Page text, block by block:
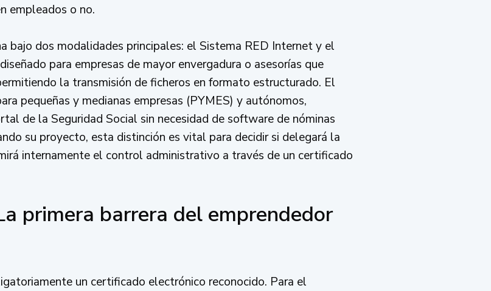
empleados o no.
bajo dos modalidades principales: el Sistema RED Internet y el
para empresas de mayor envergadura o asesorías que
la transmisión de ficheros en formato estructurado. El
pequeñas y medianas empresas (PYMES) y autónomos,
de la Seguridad Social sin necesidad de software de nóminas
su proyecto, esta distinción es vital para decidir si delegará la
internamente el control administrativo a través de un certificado
primera barrera del emprendedor
un certificado electrónico reconocido. Para el